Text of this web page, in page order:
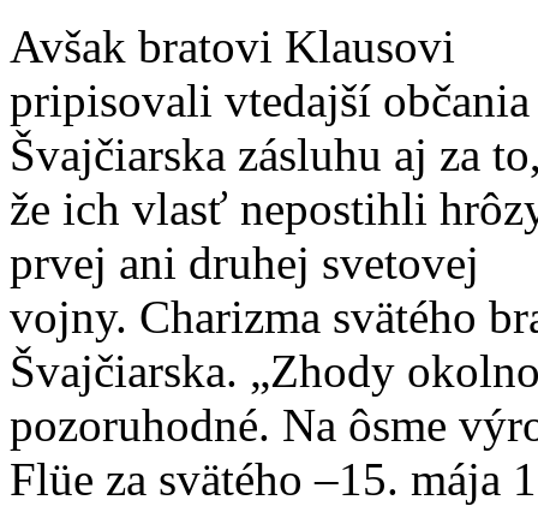
Avšak bratovi Klausovi
pripisovali vtedajší občania
Švajčiarska zásluhu aj za
že ich vlasť nepostihli
prvej ani druhej svetovej
vojny. Charizma svätého
Švajčiarska. „Zhody
pozoruhodné. Na ôsme
Flüe za svätého –15. mája